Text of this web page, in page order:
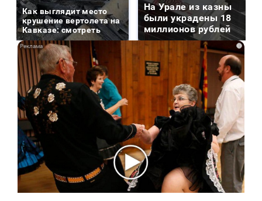
Как выглядит место
крушение вертолета на
Кавказе: смотреть
На Урале из казны
были украдены 18
миллионов рублей
i